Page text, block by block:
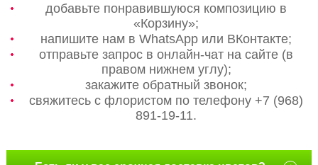
добавьте понравившуюся композицию в
«Корзину»;
напишите нам в WhatsApp или ВКонтакте;
отправьте запрос в онлайн-чат на сайте (в
правом нижнем углу);
закажите обратный звонок;
свяжитесь с флористом по телефону +7 (968)
891-19-11.